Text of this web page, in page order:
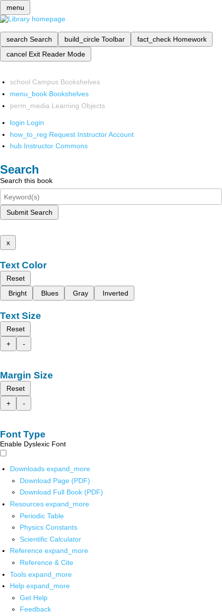
menu
search Search build_circle Toolbar fact_check Homework
cancel Exit Reader Mode
school Campus Bookshelves
menu_book Bookshelves
perm_media Learning Objects
login Login
how_to_reg Request Instructor Account
hub Instructor Commons
Search
Search this book
Submit Search
x
Text Color
Reset
Bright
Blues Gray Inverted
Text Size
Reset
+
-
Margin Size
Reset
+
-
Font Type
Enable Dyslexic Font
Downloads expand_more
Download Page (PDF)
Download Full Book (PDF)
Resources expand_more
Periodic Table
Physics Constants
Scientific Calculator
Reference expand_more
Reference & Cite
Tools expand_more
Help expand_more
Get Help
Feedback